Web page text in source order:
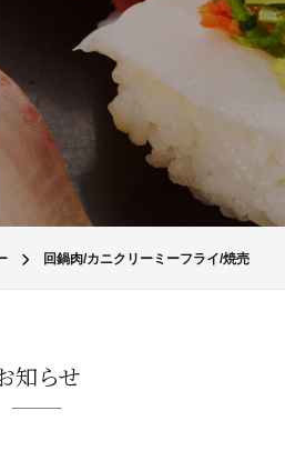
回鍋肉/カニクリーミーフライ/焼売
知らせ